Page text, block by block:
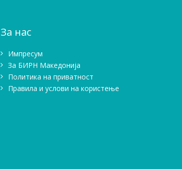
За нас
Импресум
Зa БИРН Македонија
Политика на приватност
Правила и услови на користење